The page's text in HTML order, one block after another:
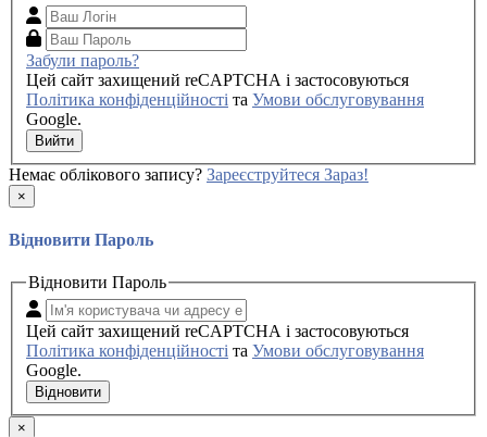
Забули пароль?
Цей сайт захищений reCAPTCHA і застосовуються
Політика конфіденційності та Умови обслуговування
Google.
Вийти
Немає облікового запису? Зареєструйтеся Зараз!
×
Відновити Пароль
Відновити Пароль
Цей сайт захищений reCAPTCHA і застосовуються
Політика конфіденційності та Умови обслуговування
Google.
Відновити
×